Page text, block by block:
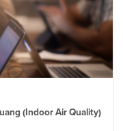
(Indoor Air Quality)